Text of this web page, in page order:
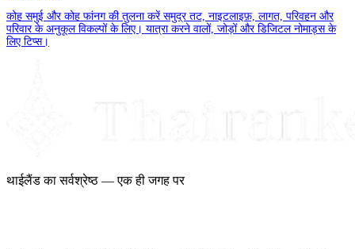
कोह समुई और कोह फांनग की तुलना करें समुद्र तट, नाइटलाइफ़, लागत, परिवहन और
परिवार के अनुकूल विकल्पों के लिए। यात्रा करने वालों, जोड़ों और डिजिटल नोमाड्स के
लिए टिप्स।
थाईलैंड का सर्वश्रेष्ठ — एक ही जगह पर